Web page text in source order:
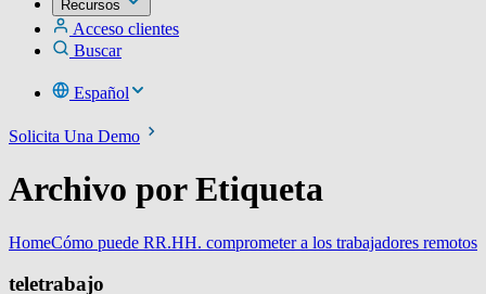
Recursos
Acceso clientes
Buscar
Español
Solicita Una Demo
Archivo por Etiqueta
HomeCómo puede RR.HH. comprometer a los trabajadores remotos
teletrabajo